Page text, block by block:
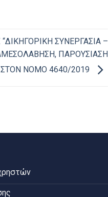
ΣΥΝΕΡΓΑΣΙΑ –
ΠΑΡΟΥΣΙΑΣΗ
ΝΟΜΟ 4640/2019